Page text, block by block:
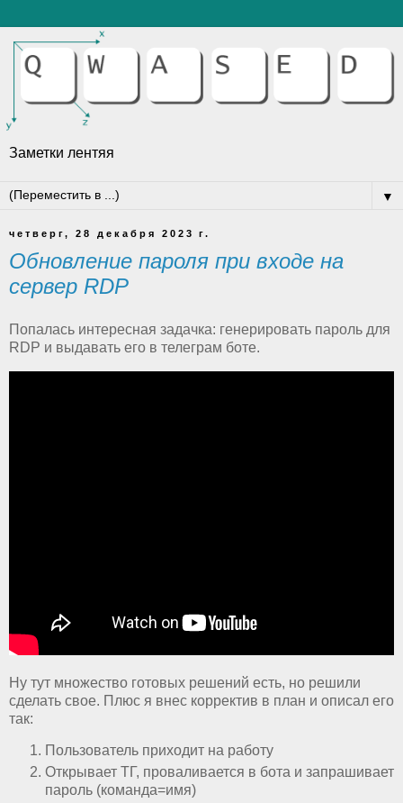
Заметки лентяя
▼
четверг, 28 декабря 2023 г.
Обновление пароля при входе на
сервер RDP
Попалась интересная задачка: генерировать пароль для
RDP и выдавать его в телеграм боте.
Ну тут множество готовых решений есть, но решили
сделать свое. Плюс я внес корректив в план и описал его
так:
Пользователь приходит на работу
Открывает ТГ, проваливается в бота и запрашивает
пароль (команда=имя)